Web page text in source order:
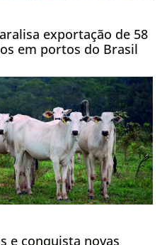
exportação de 58
em portos do Brasil
e conquista novas